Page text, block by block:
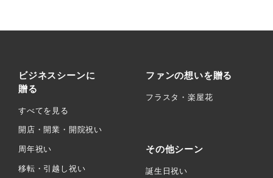
ビジネスシーンに
贈る
すべてを見る
開店・開業・開院祝い
周年祝い
移転・引越し祝い
ファンの想いを贈る
フラスタ・楽屋花
その他シーン
誕生日祝い